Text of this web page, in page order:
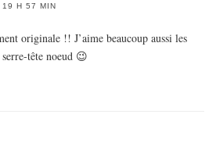
H 57 MIN
originale !! J’aime beaucoup aussi les
tête noeud 😉